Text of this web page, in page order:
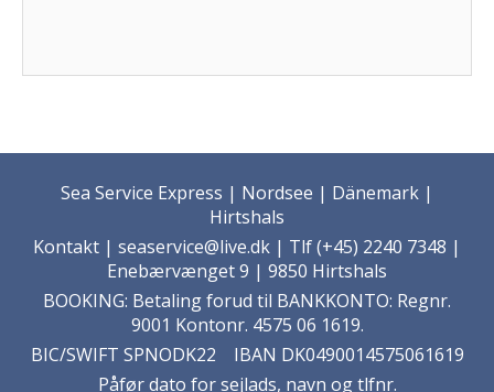
Sea Service Express | Nordsee | Dänemark |
Hirtshals
Kontakt | seaservice@live.dk | Tlf (+45) 2240 7348 |
Enebærvænget 9 | 9850 Hirtshals
BOOKING: Betaling forud til BANKKONTO: Regnr.
9001 Kontonr. 4575 06 1619.
BIC/SWIFT SPNODK22 IBAN DK0490014575061619
Påfør dato for sejlads, navn og tlfnr.